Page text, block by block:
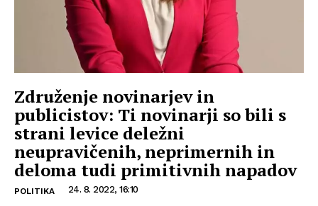
Združenje novinarjev in
publicistov: Ti novinarji so bili s
strani levice deležni
neupravičenih, neprimernih in
deloma tudi primitivnih napadov
POLITIKA 24. 8. 2022, 16:10